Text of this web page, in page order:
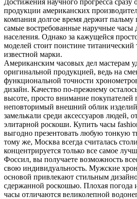
Достижения научного прогресса сразу
продукции американских
компания долгое время держит пальму
самые востребованные наручные часы
населения. Однако за кажущейся
моделей стоит поистине титанический
известной марки.
Американским часовых дел мастерам
оригинальной продукцией, ведь на
функциональной точности
дизайн. Качество по-прежнему
высоте, просто внимание покупателей
неповторимый внешний облик
замелькали среди аксессуаров людей,
элитарной роскоши. Купить часы
выгодно презентовать любую тонкую
тому же, Москва всегда считалась
концентрируется только все самое
Фоссил, вы получаете возможность
свою индивидуальность. Мужские
основой привлекают стильным
сдержанной роскошью. Плохая погода
часы отличаются великолепной